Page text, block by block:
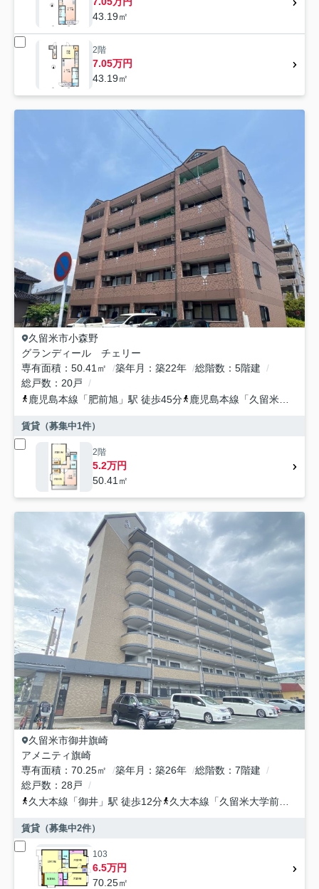
43.19㎡
2階
7.05万円
43.19㎡
久留米市小森野
グランディール チェリー
専有面積
50.41㎡ 築年月 築22年 総階数
5階建
総戸数
20戸
鹿児島本線 「肥前旭 」駅 徒歩45分 鹿児島本線 「久留米
賃貸（募集中1件）
2階
5.2万円
50.41㎡
久留米市御井旗崎
アメニティ旗崎
専有面積
70.25㎡ 築年月 築26年 総階数
7階建
総戸数
28戸
久大本線 「御井 」駅 徒歩12分 久大本線 「久留米大学前
賃貸（募集中2件）
103
6.5万円
70.25㎡